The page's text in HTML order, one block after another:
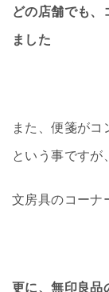
どの店舗でも、
ました
また、便箋が
という事ですが、
文房具のコーナ
更に、無印良品